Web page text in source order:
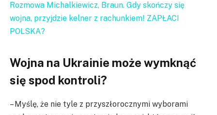
Rozmowa Michalkiewicz, Braun. Gdy skończy się
wojna, przyjdzie kelner z rachunkiem! ZAPŁACI
POLSKA?
Wojna na Ukrainie może wymknąć
się spod kontroli?
– Myślę, że nie tyle z przyszłorocznymi wyborami